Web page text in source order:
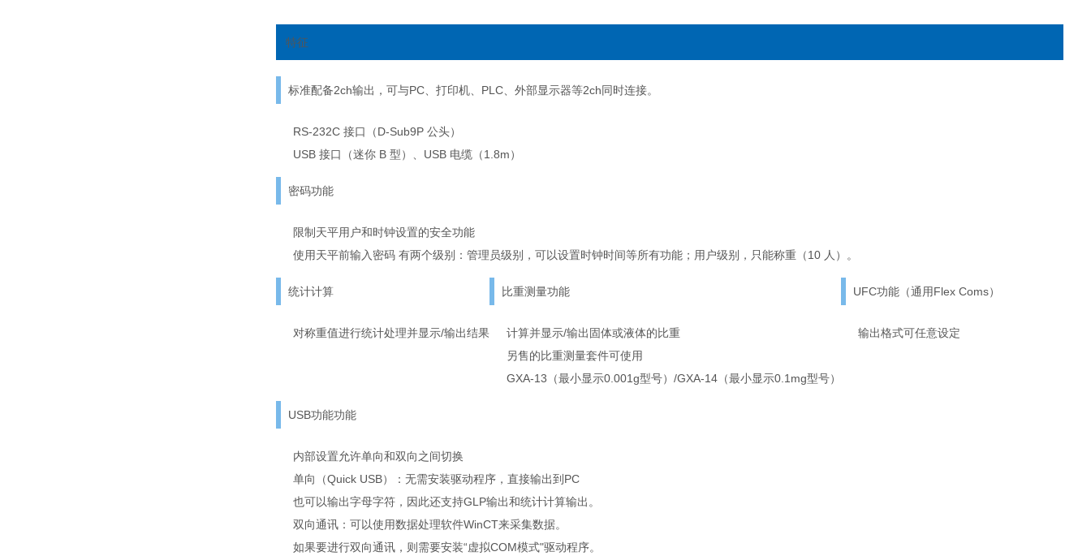
特征
标准配备2ch输出，可与PC、打印机、PLC、外部显示器等2ch同时连接。
RS-232C 接口（D-Sub9P 公头）
USB 接口（迷你 B 型）、USB 电缆（1.8m）
密码功能
限制天平用户和时钟设置的安全功能
使用天平前输入密码 有两个级别：管理员级别，可以设置时钟时间等所有功能；用户级别，只能称重（10 人）。
统计计算
对称重值进行统计处理并显示/输出结果
比重测量功能
计算并显示/输出固体或液体的比重
另售的比重测量套件可使用
GXA-13（最小显示0.001g型号）/GXA-14（最小显示0.1mg型号）
UFC功能（通用Flex Coms）
输出格式可任意设定
USB功能功能
内部设置允许单向和双向之间切换
单向（Quick USB）：无需安装驱动程序，直接输出到PC
也可以输出字母字符，因此还支持GLP输出和统计计算输出。
双向通讯：可以使用数据处理软件WinCT来采集数据。
如果要进行双向通讯，则需要安装“虚拟COM模式"驱动程序。